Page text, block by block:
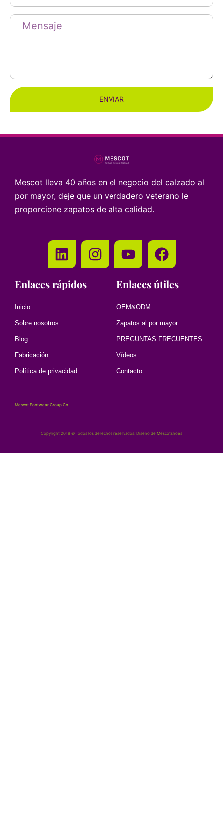
ENVIAR
Mescot lleva 40 años en el negocio del calzado al
por mayor, deje que un verdadero veterano le
proporcione zapatos de alta calidad.
Enlaces rápidos
Inicio
Sobre nosotros
Blog
Fabricación
Política de privacidad
Enlaces útiles
OEM&ODM
Zapatos al por mayor
PREGUNTAS FRECUENTES
Vídeos
Contacto
Mescot Footwear Group Co.
Copyright 2018 © Todos los derechos reservados. Diseño de Mescotshoes